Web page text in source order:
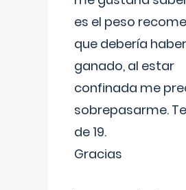
es el peso
que debería haber
ganado, al estar
confinada me
sobrepasarme.
de 19.
Gracias